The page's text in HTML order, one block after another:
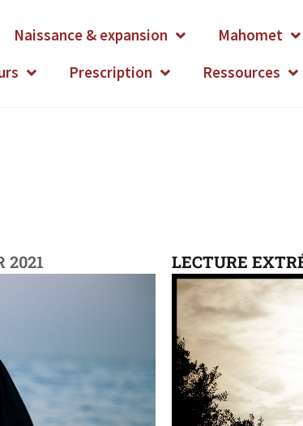
Naissance & expansion Mahomet
Prescription Ressources
2021 LECTURE